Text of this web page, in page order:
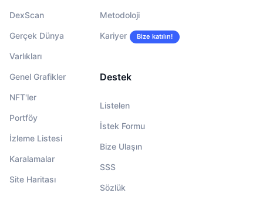
DexScan
Gerçek Dünya
Varlıkları
Genel Grafikler
NFT'ler
Portföy
İzleme Listesi
Karalamalar
Site Haritası
Metodoloji
Kariyer Bize katılın!
Destek
Listelen
İstek Formu
Bize Ulaşın
SSS
Sözlük